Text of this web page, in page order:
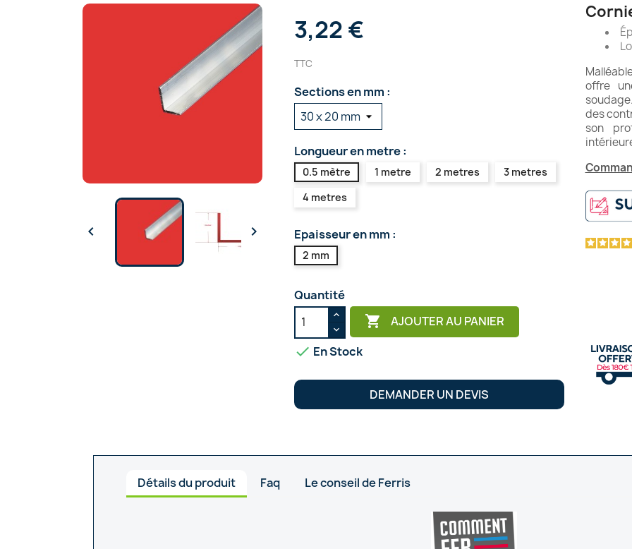
 
3,22 €
TTC
Sections en mm :
Longueur en metre :
0.5 mètre 1 metre 2 metres
3 metres
4 metres
Epaisseur en mm :
2 mm
Quantité
 AJOUTER AU PANIER
 En Stock
DEMANDER UN DEVIS
offre
des
son
Détails du produit Faq Le conseil de Ferris